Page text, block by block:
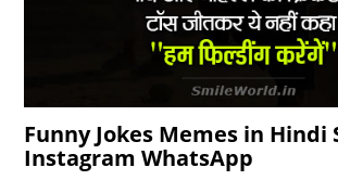
Funny Jokes Memes in
Instagram WhatsApp